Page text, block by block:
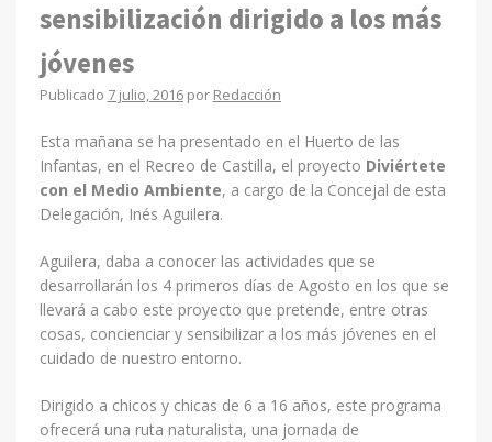
sensibilización dirigido a los más
jóvenes
Publicado 7 julio, 2016por Redacción
Esta mañana se ha presentado en el Huerto de las
Infantas, en el Recreo de Castilla, el proyecto Diviértete
con el Medio Ambiente, a cargo de la Concejal de esta
Delegación, Inés Aguilera.
Aguilera, daba a conocer las actividades que se
desarrollarán los 4 primeros días de Agosto en los que se
llevará a cabo este proyecto que pretende, entre otras
cosas, concienciar y sensibilizar a los más jóvenes en el
cuidado de nuestro entorno.
Dirigido a chicos y chicas de 6 a 16 años, este programa
ofrecerá una ruta naturalista, una jornada de